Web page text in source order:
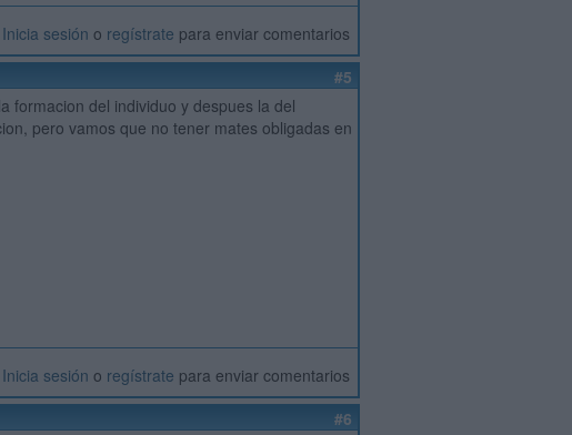
Inicia sesión o regístrate para enviar comentarios
#5
formacion del individuo y despues la del
pero vamos que no tener mates obligadas en
Inicia sesión o regístrate para enviar comentarios
#6